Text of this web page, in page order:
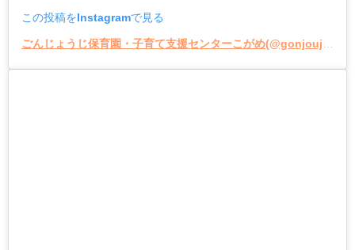
この投稿をInstagramで見る
ごんじょうじ保育園・子育て支援センターこがめ(@gonjoujihoikuen_kogame)がシェアした投稿